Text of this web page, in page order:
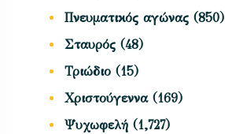
Πνευματικός αγώνας (850)
Σταυρός (48)
Τριώδιο (15)
Χριστούγεννα(169)
Ψυχωφελή (1,727)